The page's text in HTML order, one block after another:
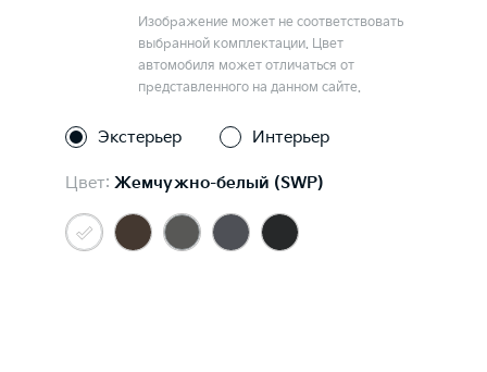
Изображение может не соответствовать
выбранной комплектации. Цвет
автомобиля может отличаться от
представленного на данном сайте.
Экстерьер Интерьер
Цвет: Жемчужно-белый (SWP)